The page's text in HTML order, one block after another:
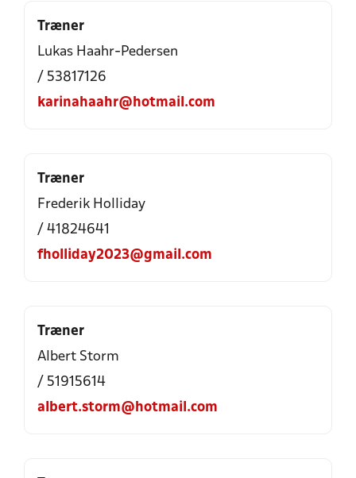
Træner
Lukas Haahr-Pedersen
/ 53817126
karinahaahr@hotmail.com
Træner
Frederik Holliday
/ 41824641
fholliday2023@gmail.com
Træner
Albert Storm
/ 51915614
albert.storm@hotmail.com